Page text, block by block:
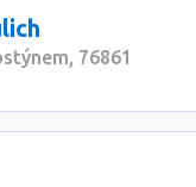
76861